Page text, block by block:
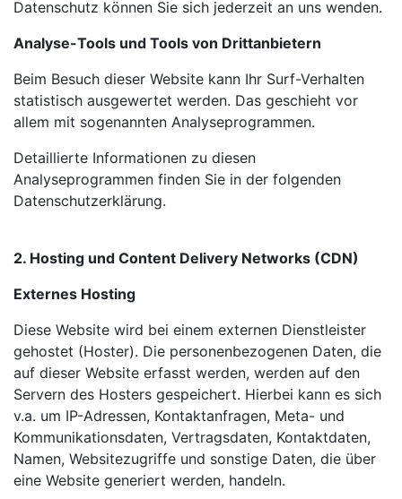
Datenschutz können Sie sich jederzeit an uns wenden.
Analyse-Tools und Tools von Drittanbietern
Beim Besuch dieser Website kann Ihr Surf-Verhalten
statistisch ausgewertet werden. Das geschieht vor
allem mit sogenannten Analyseprogrammen.
Detaillierte Informationen zu diesen
Analyseprogrammen finden Sie in der folgenden
Datenschutzerklärung.
2. Hosting und Content Delivery Networks (CDN)
Externes Hosting
Diese Website wird bei einem externen Dienstleister
gehostet (Hoster). Die personenbezogenen Daten, die
auf dieser Website erfasst werden, werden auf den
Servern des Hosters gespeichert. Hierbei kann es sich
v.a. um IP-Adressen, Kontaktanfragen, Meta- und
Kommunikationsdaten, Vertragsdaten, Kontaktdaten,
Namen, Websitezugriffe und sonstige Daten, die über
eine Website generiert werden, handeln.